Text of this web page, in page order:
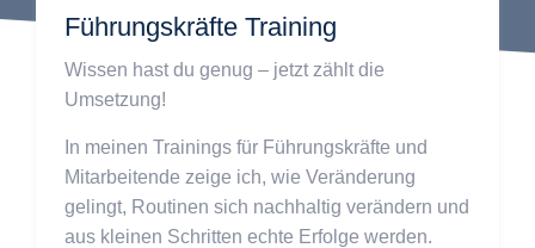
Führungskräfte Training
Wissen hast du genug – jetzt zählt die
Umsetzung!
In meinen Trainings für Führungskräfte und
Mitarbeitende zeige ich, wie Veränderung
gelingt, Routinen sich nachhaltig verändern und
aus kleinen Schritten echte Erfolge werden.